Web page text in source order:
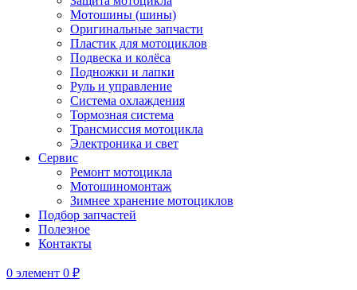
Мотошины (шины)
Оригинальные запчасти
Пластик для мотоциклов
Подвеска и колёса
Подножки и лапки
Руль и управление
Система охлаждения
Тормозная система
Трансмиссия мотоцикла
Электроника и свет
Сервис
Ремонт мотоцикла
Мотошиномонтаж
Зимнее хранение мотоциклов
Подбор запчастей
Полезное
Контакты
0 элемент 0 ₽